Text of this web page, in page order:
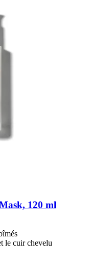
120 ml
le cuir chevelu